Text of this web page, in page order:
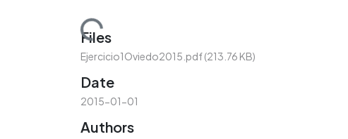
Loading...
Files
Ejercicio1Oviedo2015.pdf(213.76 KB)
Date
2015-01-01
Authors